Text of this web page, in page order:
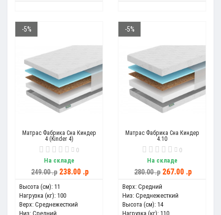
-5%
Матрас Фабрика Сна Киндер
4 (Kinder 4)
0
На складе
249.00 .p 238.00 .p
Высота (см): 11
Нагрузка (кг): 100
Верх: Среднежесткий
Низ: Средний
-5%
Матрас Фабрика Сна Киндер
4.10
0
На складе
280.00 .p 267.00 .p
Верх: Средний
Низ: Среднежесткий
Высота (см): 14
Нагрузка (кг): 110